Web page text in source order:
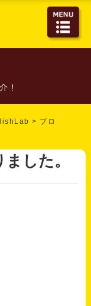
> ブロ
した。